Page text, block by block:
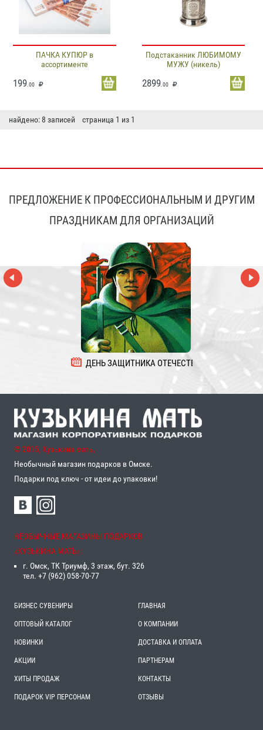
ПАЧКА КУПЮР в
ассортименте
199 .00
Подстаканник ЛЮБИМОМУ
МУЖУ (никель)
2899.00
найдено: 8 записей страница 1 из 1
ПРЕДЛОЖЕНИЕ К ПРОФЕССИОНАЛЬНЫМ И ДРУГИМ
ПРАЗДНИКАМ ДЛЯ ОРГАНИЗАЦИЙ
ДЕНЬ ЗАЩИТНИКА ОТЕЧЕСТВА
© 2015, Кузькина мать,
Необычный магазин подарков в Омске.
Подарки под ключ - от идеи до упаковки!
НЕОБЫЧНЫЕ МАГАЗИНЫ ПОДАРКОВ
«‎КУЗЬКИНА МАТЬ»‎:
г. Омск, ТК Триумф, 3 этаж, бут. 326
тел. +7 (962) 058-70-77
БИЗНЕС СУВЕНИРЫ
ОПТОВЫЙ КАТАЛОГ
НОВИНКИ
АКЦИИ
ХИТЫ ПРОДАЖ
ПОДАРОК VIP ПЕРСОНАМ
ГЛАВНАЯ
О КОМПАНИИ
ДОСТАВКА И ОПЛАТА
ПАРТНЕРАМ
КОНТАКТЫ
ОТЗЫВЫ